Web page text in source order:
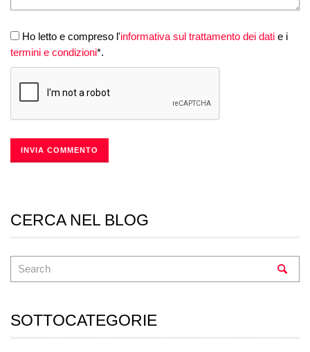
Ho letto e compreso l'informativa sul trattamento dei dati e i
termini e condizioni*.
CERCA NEL BLOG
SOTTOCATEGORIE